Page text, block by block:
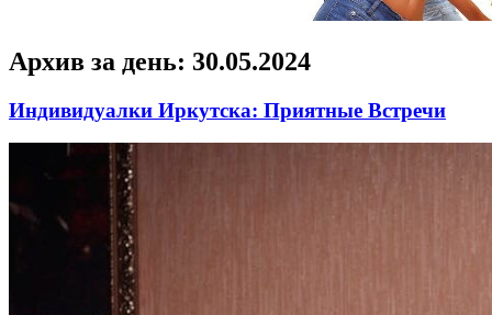
Архив за день: 30.05.2024
Индивидуалки Иркутска: Приятные Встречи